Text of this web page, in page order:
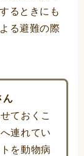
るときにも
る避難の際
ん
ておくこ
連れてい
を動物病